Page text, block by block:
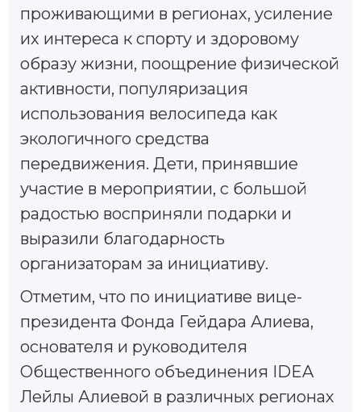
проживающими в регионах, усиление
их интереса к спорту и здоровому
образу жизни, поощрение физической
активности, популяризация
использования велосипеда как
экологичного средства
передвижения. Дети, принявшие
участие в мероприятии, с большой
радостью восприняли подарки и
выразили благодарность
организаторам за инициативу.
Отметим, что по инициативе вице-
президента Фонда Гейдара Алиева,
основателя и руководителя
Общественного объединения IDEA
Лейлы Алиевой в различных регионах